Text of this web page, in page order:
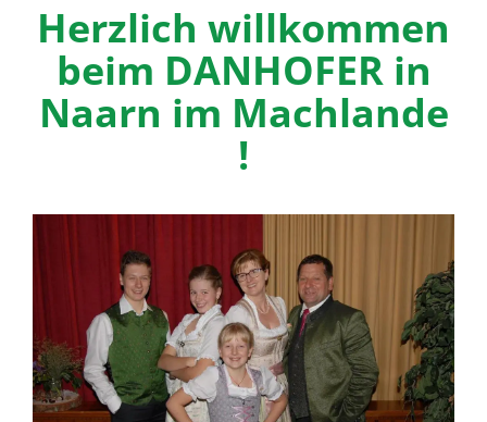
Herzlich willkommen
beim DANHOFER in
Naarn im Machlande
!